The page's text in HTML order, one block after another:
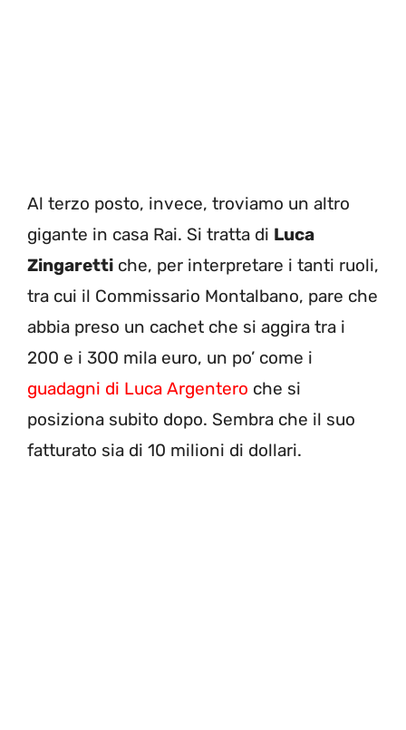
Al terzo posto, invece, troviamo un altro
gigante in casa Rai. Si tratta di Luca
Zingaretti che, per interpretare i tanti ruoli,
tra cui il Commissario Montalbano, pare che
abbia preso un cachet che si aggira tra i
200 e i 300 mila euro, un po’ come i
guadagni di Luca Argentero che si
posiziona subito dopo. Sembra che il suo
fatturato sia di 10 milioni di dollari.